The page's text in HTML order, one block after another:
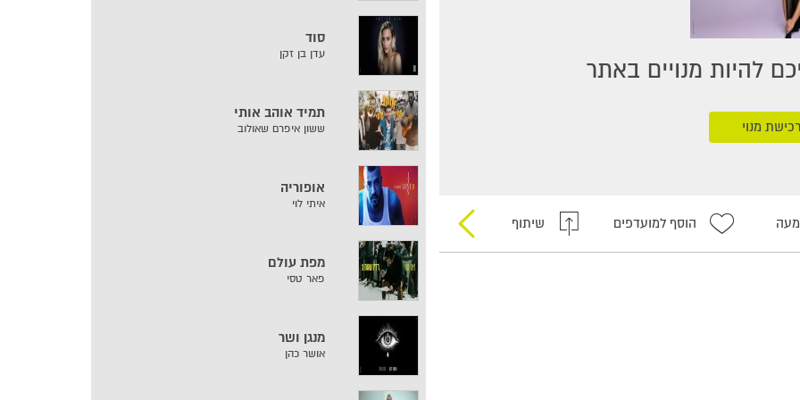
להיות מנויים באתר
מנוי
הוסף למועדפים שיתוף
סוד
עדן בן זקן
תמיד אוהב אותי
ששון איפרם שאולוב
אופוריה
איתי לוי
מפת עולם
פאר טסי
מנגן ושר
אושר כהן